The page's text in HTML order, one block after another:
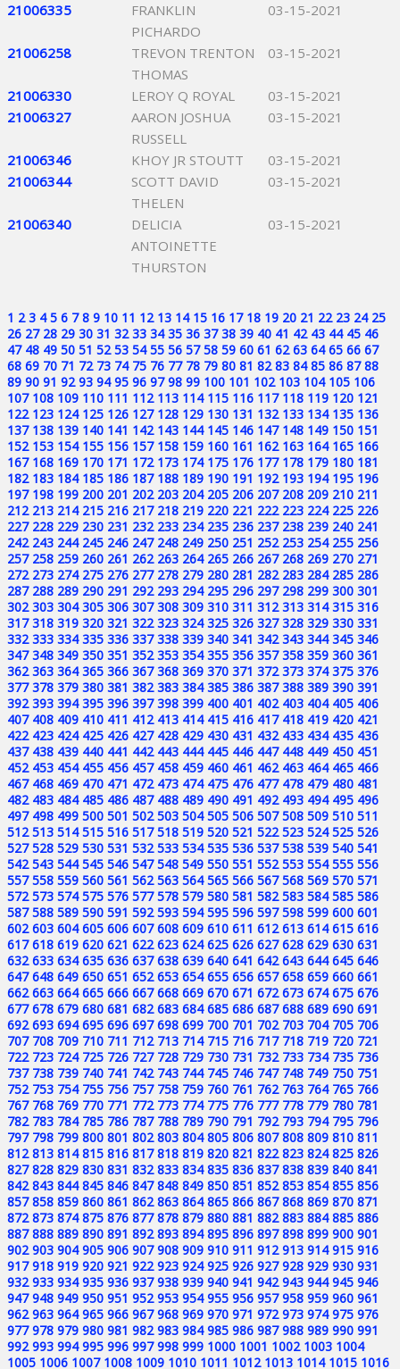
21006335
FRANKLIN
PICHARDO
03-15-2021
21006258
TREVON TRENTON
THOMAS
03-15-2021
21006330 LEROY Q ROYAL
03-15-2021
21006327
AARON JOSHUA
RUSSELL
03-15-2021
21006346 KHOY JR STOUTT
03-15-2021
21006344
SCOTT DAVID
THELEN
03-15-2021
21006340
DELICIA
ANTOINETTE
THURSTON
03-15-2021
1 2 3 4 5 6 7 8 9 10 11 12 13 14 15 16 17 18 19 20 21 22 23 24 25
26 27 28 29 30 31 32 33 34 35 36 37 38 39 40 41 42 43 44 45 46
47 48 49 50 51 52 53 54 55 56 57 58 59 60 61 62 63 64 65 66 67
68 69 70 71 72 73 74 75 76 77 78 79 80 81 82 83 84 85 86 87 88
89 90 91 92 93 94 95 96 97 98 99 100 101 102 103 104 105 106
107 108 109 110 111 112 113 114 115 116 117 118 119 120 121
122 123 124 125 126 127 128 129 130 131 132 133 134 135 136
137 138 139 140 141 142 143 144 145 146 147 148 149 150 151
152 153 154 155 156 157 158 159 160 161 162 163 164 165 166
167 168 169 170 171 172 173 174 175 176 177 178 179 180 181
182 183 184 185 186 187 188 189 190 191 192 193 194 195 196
197 198 199 200 201 202 203 204 205 206 207 208 209 210 211
212 213 214 215 216 217 218 219 220 221 222 223 224 225 226
227 228 229 230 231 232 233 234 235 236 237 238 239 240 241
242 243 244 245 246 247 248 249 250 251 252 253 254 255 256
257 258 259 260 261 262 263 264 265 266 267 268 269 270 271
272 273 274 275 276 277 278 279 280 281 282 283 284 285 286
287 288 289 290 291 292 293 294 295 296 297 298 299 300 301
302 303 304 305 306 307 308 309 310 311 312 313 314 315 316
317 318 319 320 321 322 323 324 325 326 327 328 329 330 331
332 333 334 335 336 337 338 339 340 341 342 343 344 345 346
347 348 349 350 351 352 353 354 355 356 357 358 359 360 361
362 363 364 365 366 367 368 369 370 371 372 373 374 375 376
377 378 379 380 381 382 383 384 385 386 387 388 389 390 391
392 393 394 395 396 397 398 399 400 401 402 403 404 405 406
407 408 409 410 411 412 413 414 415 416 417 418 419 420 421
422 423 424 425 426 427 428 429 430 431 432 433 434 435 436
437 438 439 440 441 442 443 444 445 446 447 448 449 450 451
452 453 454 455 456 457 458 459 460 461 462 463 464 465 466
467 468 469 470 471 472 473 474 475 476 477 478 479 480 481
482 483 484 485 486 487 488 489 490 491 492 493 494 495 496
497 498 499 500 501 502 503 504 505 506 507 508 509 510 511
512 513 514 515 516 517 518 519 520 521 522 523 524 525 526
527 528 529 530 531 532 533 534 535 536 537 538 539 540 541
542 543 544 545 546 547 548 549 550 551 552 553 554 555 556
557 558 559 560 561 562 563 564 565 566 567 568 569 570 571
572 573 574 575 576 577 578 579 580 581 582 583 584 585 586
587 588 589 590 591 592 593 594 595 596 597 598 599 600 601
602 603 604 605 606 607 608 609 610 611 612 613 614 615 616
617 618 619 620 621 622 623 624 625 626 627 628 629 630 631
632 633 634 635 636 637 638 639 640 641 642 643 644 645 646
647 648 649 650 651 652 653 654 655 656 657 658 659 660 661
662 663 664 665 666 667 668 669 670 671 672 673 674 675 676
677 678 679 680 681 682 683 684 685 686 687 688 689 690 691
692 693 694 695 696 697 698 699 700 701 702 703 704 705 706
707 708 709 710 711 712 713 714 715 716 717 718 719 720 721
722 723 724 725 726 727 728 729 730 731 732 733 734 735 736
737 738 739 740 741 742 743 744 745 746 747 748 749 750 751
752 753 754 755 756 757 758 759 760 761 762 763 764 765 766
767 768 769 770 771 772 773 774 775 776 777 778 779 780 781
782 783 784 785 786 787 788 789 790 791 792 793 794 795 796
797 798 799 800 801 802 803 804 805 806 807 808 809 810 811
812 813 814 815 816 817 818 819 820 821 822 823 824 825 826
827 828 829 830 831 832 833 834 835 836 837 838 839 840 841
842 843 844 845 846 847 848 849 850 851 852 853 854 855 856
857 858 859 860 861 862 863 864 865 866 867 868 869 870 871
872 873 874 875 876 877 878 879 880 881 882 883 884 885 886
887 888 889 890 891 892 893 894 895 896 897 898 899 900 901
902 903 904 905 906 907 908 909 910 911 912 913 914 915 916
917 918 919 920 921 922 923 924 925 926 927 928 929 930 931
932 933 934 935 936 937 938 939 940 941 942 943 944 945 946
947 948 949 950 951 952 953 954 955 956 957 958 959 960 961
962 963 964 965 966 967 968 969 970 971 972 973 974 975 976
977 978 979 980 981 982 983 984 985 986 987 988 989 990 991
992 993 994 995 996 997 998 999 1000 1001 1002 1003 1004
1005 1006 1007 1008 1009 1010 1011 1012 1013 1014 1015 1016